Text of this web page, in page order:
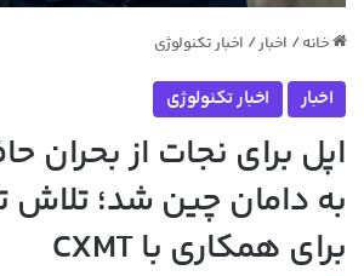
خانه / اخبار / اخبار تکنولوژی
اخبار اخبار تکنولوژی
اپل برای نجات از بحران
به دامان چین شد؛
برای همکاری با CXMT